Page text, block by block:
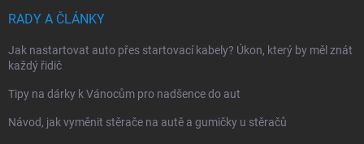
RADY A ČLÁNKY
Jak nastartovat auto přes startovací kabely? Úkon, který by měl znát
každý řidič
Tipy na dárky k Vánocům pro nadšence do aut
Návod, jak vyměnit stěrače na autě a gumičky u stěračů